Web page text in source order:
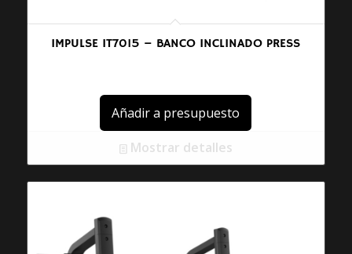
IMPULSE IT7015 – BANCO INCLINADO PRESS
Añadir a presupuesto
Mostrar detalles